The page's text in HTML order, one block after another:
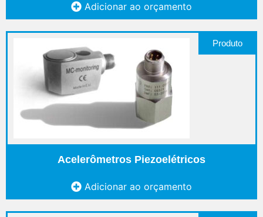
Adicionar ao orçamento
Produto
Acelerômetros Piezoelétricos
Adicionar ao orçamento